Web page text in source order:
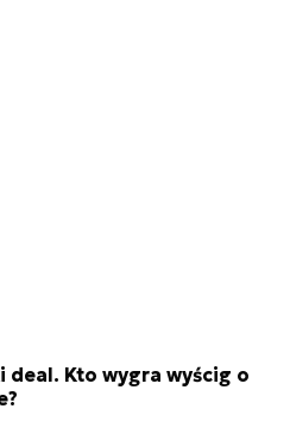
Kto wygra wyścig o